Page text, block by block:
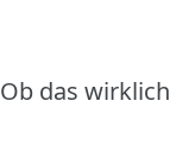
das wirklich